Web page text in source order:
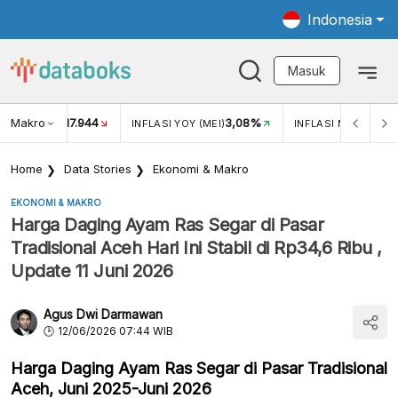
Indonesia
Masuk
Makro
USD/IDR 17.944 INFLASI YOY (MEI)3,08% INFLASI MOM (MEI)
Home Data Stories Ekonomi & Makro
EKONOMI & MAKRO
Harga Daging Ayam Ras Segar di Pasar
Tradisional Aceh Hari Ini Stabil di Rp34,6 Ribu ,
Update 11 Juni 2026
Agus Dwi Darmawan
12/06/2026 07:44 WIB
Harga Daging Ayam Ras Segar di Pasar Tradisional
Aceh, Juni 2025-Juni 2026